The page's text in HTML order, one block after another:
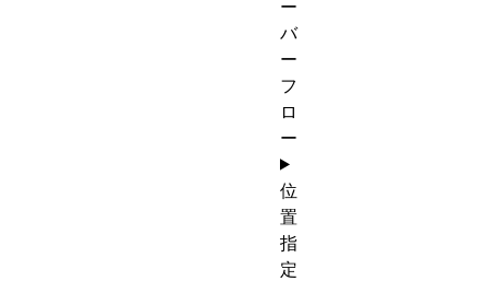
ー
バ
ー
フ
ロ
ー
位
置
指
定